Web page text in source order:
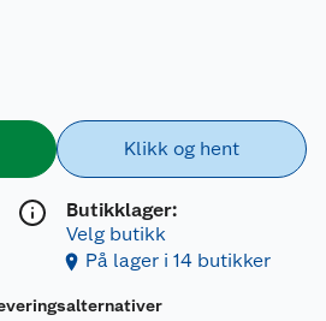
Klikk og hent
Butikklager:
Velg butikk
På lager i 14 butikker